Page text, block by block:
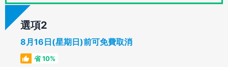
選項
8月16日(星期日)前可免費取消
省 10%